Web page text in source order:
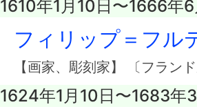
1610年1月10日〜1666年6
フィリップ＝フル
【画家、彫刻家】 〔フランド
1624年1月10日〜1683年